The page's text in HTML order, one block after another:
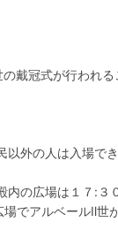
戴冠式が行われ
外の人は入場で
の広場は１７:３
ルⅡ世がモナ